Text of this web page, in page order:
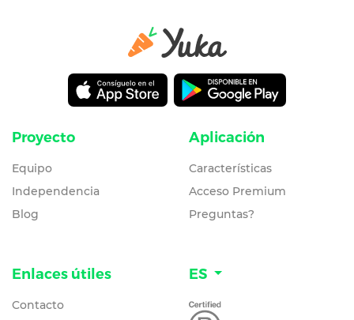
Proyecto
Equipo
Independencia
Blog
Aplicación
Características
Acceso Premium
Preguntas?
Enlaces útiles
Contacto
ES